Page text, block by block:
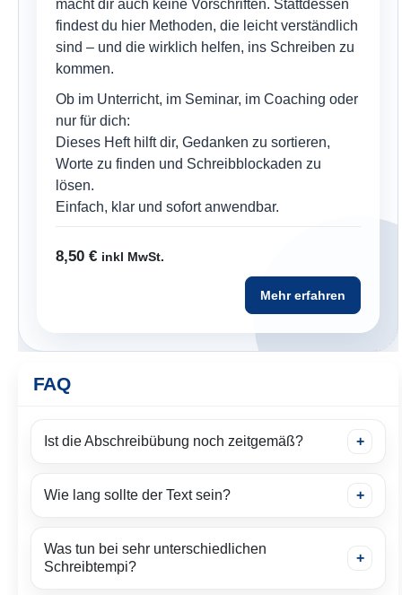
findest du hier Methoden, die leicht verständlich
sind – und die wirklich helfen, ins Schreiben zu
kommen.
Ob im Unterricht, im Seminar, im Coaching oder
nur für dich:
Dieses Heft hilft dir, Gedanken zu sortieren,
Worte zu finden und Schreibblockaden zu
lösen.
Einfach, klar und sofort anwendbar.
8,50 € inkl MwSt.
Mehr erfahren
FAQ
Ist die Abschreibübung noch zeitgemäß?
Wie lang sollte der Text sein?
Was tun bei sehr unterschiedlichen
Schreibtempi?